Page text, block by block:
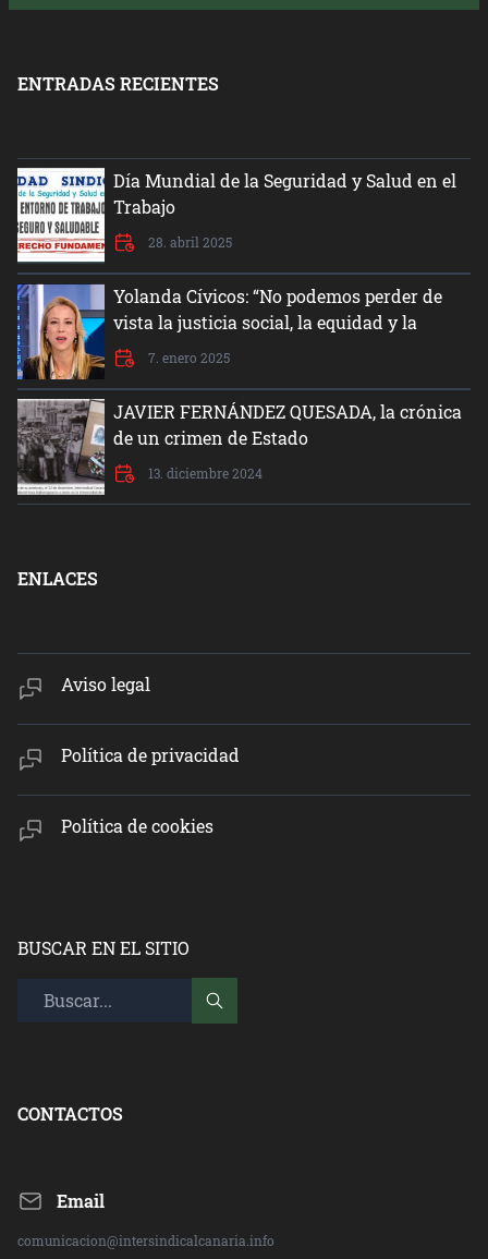
ENTRADAS RECIENTES
Día Mundial de la Seguridad y Salud en el
Trabajo
28. abril 2025
Yolanda Cívicos: “No podemos perder de
vista la justicia social, la equidad y la
dignidad del ser humano”
7. enero 2025
JAVIER FERNÁNDEZ QUESADA, la crónica
de un crimen de Estado
13. diciembre 2024
ENLACES
Aviso legal
Política de privacidad
Política de cookies
BUSCAR EN EL SITIO
CONTACTOS
Email
comunicacion@intersindicalcanaria.info